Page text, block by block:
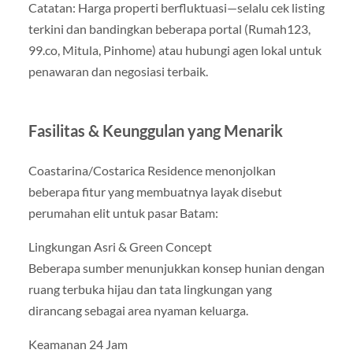
Catatan: Harga properti berfluktuasi—selalu cek listing
terkini dan bandingkan beberapa portal (Rumah123,
99.co, Mitula, Pinhome) atau hubungi agen lokal untuk
penawaran dan negosiasi terbaik.
Fasilitas & Keunggulan yang Menarik
Coastarina/Costarica Residence menonjolkan
beberapa fitur yang membuatnya layak disebut
perumahan elit untuk pasar Batam:
Lingkungan Asri & Green Concept
Beberapa sumber menunjukkan konsep hunian dengan
ruang terbuka hijau dan tata lingkungan yang
dirancang sebagai area nyaman keluarga.
Keamanan 24 Jam